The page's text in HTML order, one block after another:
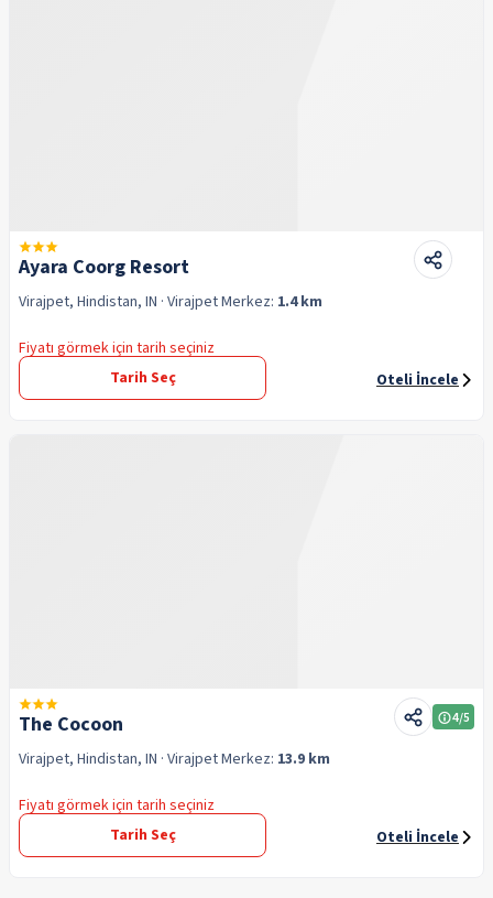
Ayara Coorg Resort
Virajpet, Hindistan, IN · VirajpetMerkez: 1.4 km
Fiyatı görmek için tarih seçiniz
Tarih Seç
Oteli İncele
The Cocoon 4/5
Virajpet, Hindistan, IN · VirajpetMerkez: 13.9 km
Fiyatı görmek için tarih seçiniz
Tarih Seç
Oteli İncele